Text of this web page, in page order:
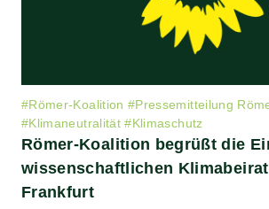
#Römer-Koalition #Pressemitteilung
#Klimaneutralität #Klimaschutz
Römer-Koalition begrüßt die
wissenschaftlichen
Frankfurt